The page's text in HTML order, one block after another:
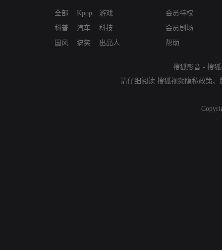
全部
科普
国风
Kpop
汽车
搞笑
游戏
科技
出品人
会员特权
会员剧场
帮助
搜狐影音 - 搜
请仔细阅读 搜狐视频隐私政策、